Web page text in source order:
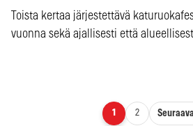
Toista kertaa järjestettävä
vuonna sekä ajallisesti että
Artikkelien sivutus
1 2